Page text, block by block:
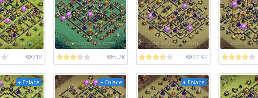
71K 5.7K 27.9K
+ Enlace + Enlace + Enlace